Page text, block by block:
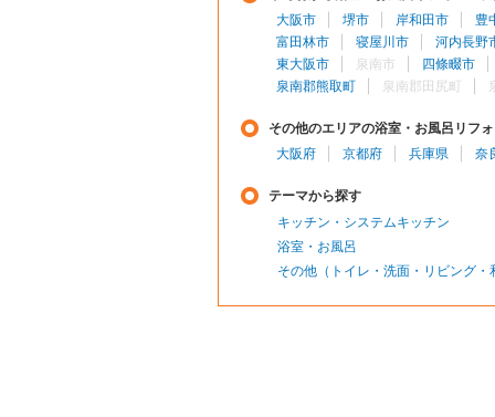
大阪市
堺市 岸和田市
豊
富田林市
寝屋川市
河内長野
東大阪市
泉南市
四條畷市
泉南郡熊取町
泉南郡田尻町
その他のエリアの浴室・お風呂リフ
大阪府
京都府 兵庫県 奈
テーマから探す
キッチン・システムキッチン
浴室・お風呂
その他（トイレ・洗面・リビング